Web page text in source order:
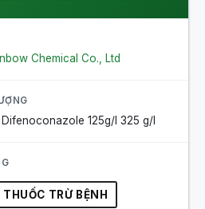
Chemical Co., Ltd
125g/l 325 g/l
THUỐC TRỪ BỆNH